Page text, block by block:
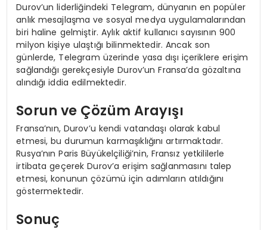
Durov’un liderliğindeki Telegram, dünyanın en popüler
anlık mesajlaşma ve sosyal medya uygulamalarından
biri haline gelmiştir. Aylık aktif kullanıcı sayısının 900
milyon kişiye ulaştığı bilinmektedir. Ancak son
günlerde, Telegram üzerinde yasa dışı içeriklere erişim
sağlandığı gerekçesiyle Durov’un Fransa’da gözaltına
alındığı iddia edilmektedir.
Sorun ve Çözüm Arayışı
Fransa’nın, Durov’u kendi vatandaşı olarak kabul
etmesi, bu durumun karmaşıklığını artırmaktadır.
Rusya’nın Paris Büyükelçiliği’nin, Fransız yetkililerle
irtibata geçerek Durov’a erişim sağlanmasını talep
etmesi, konunun çözümü için adımların atıldığını
göstermektedir.
Sonuç